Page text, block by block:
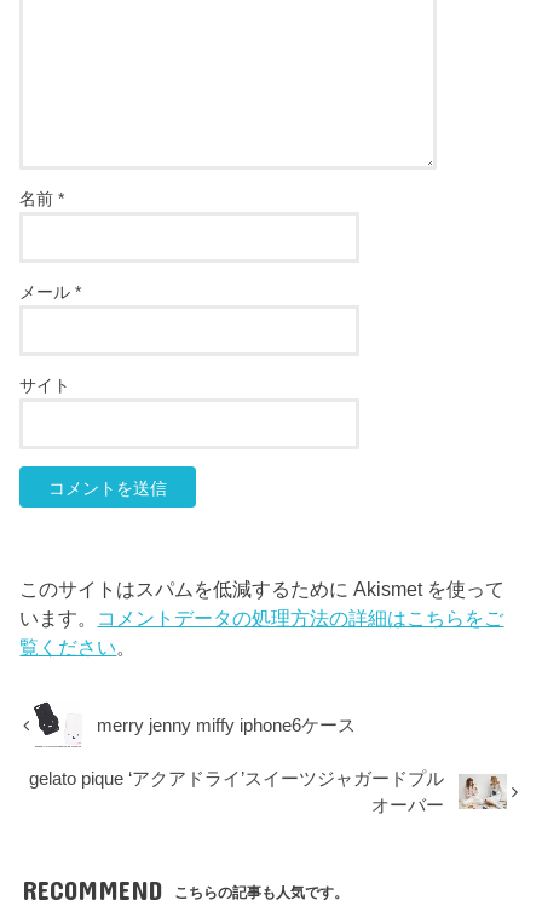
名前*
メール*
サイト
このサイトはスパムを低減するために Akismet を使って
います。 コメントデータの処理方法の詳細はこちらをご
覧ください。
merry jenny miffy iphone6ケース
gelato pique ‘アクアドライ’スイーツジャガードプル
オーバー
RECOMMEND こちらの記事も人気です。